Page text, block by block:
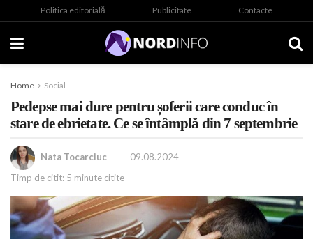
Politica editorială Publicitate Contacte
Home Social
Pedepse mai dure pentru șoferii care conduc în
stare de ebrietate. Ce se întâmplă din 7 septembrie
Nata Tocarciuc
09.08.2024
Timp de citit: 5 minute citite